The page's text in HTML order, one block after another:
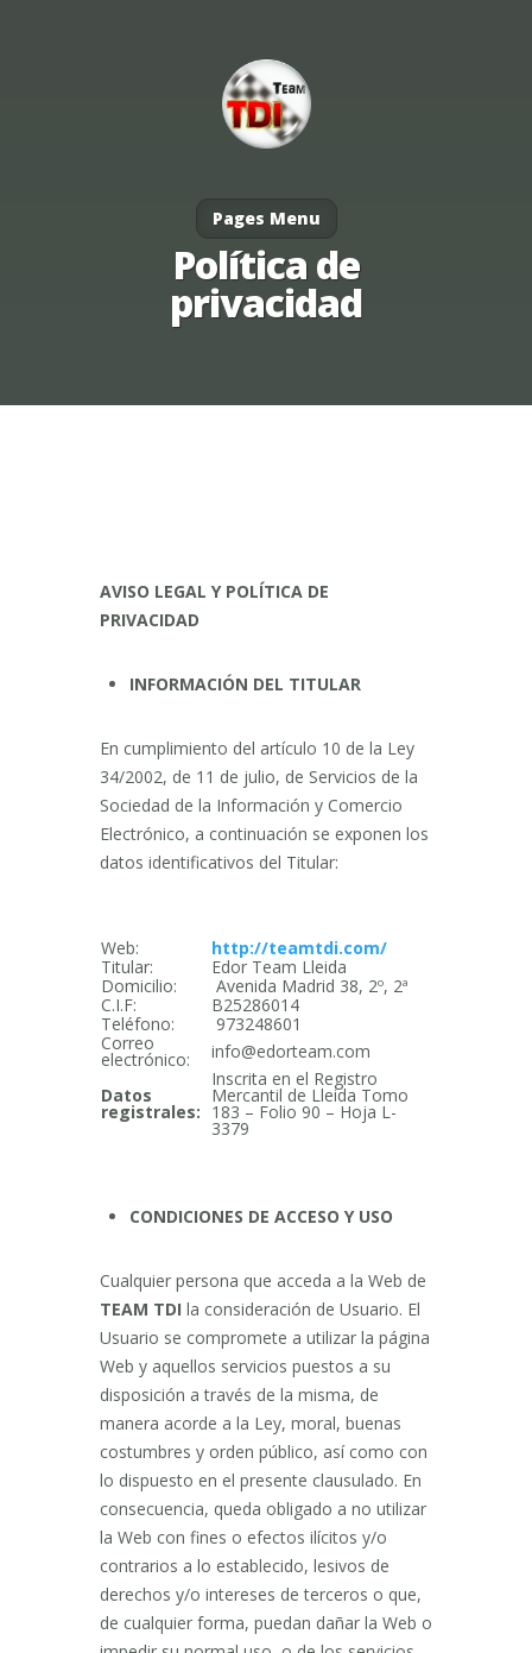
Pages Menu
Política de
privacidad
AVISO LEGAL Y POLÍTICA DE
PRIVACIDAD
INFORMACIÓN DEL TITULAR
En cumplimiento del artículo 10 de la Ley
34/2002, de 11 de julio, de Servicios de la
Sociedad de la Información y Comercio
Electrónico, a continuación se exponen los
datos identificativos del Titular:
Web:
http://teamtdi.com/
Titular:
Edor Team Lleida
Domicilio:
Avenida Madrid 38, 2º, 2ª
C.I.F:
B25286014
Teléfono:
973248601
Correo
electrónico:
info@edorteam.com
Datos
registrales:
Inscrita en el Registro
Mercantil de Lleida Tomo
183 – Folio 90 – Hoja L-
3379
CONDICIONES DE ACCESO Y USO
Cualquier persona que acceda a la Web de
TEAM TDI la consideración de Usuario. El
Usuario se compromete a utilizar la página
Web y aquellos servicios puestos a su
disposición a través de la misma, de
manera acorde a la Ley, moral, buenas
costumbres y orden público, así como con
lo dispuesto en el presente clausulado. En
consecuencia, queda obligado a no utilizar
la Web con fines o efectos ilícitos y/o
contrarios a lo establecido, lesivos de
derechos y/o intereses de terceros o que,
de cualquier forma, puedan dañar la Web o